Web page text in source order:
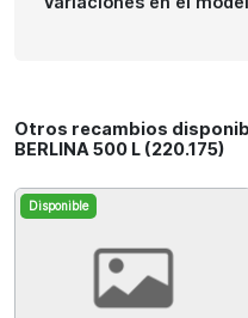
Otros recambios
BERLINA 500 L (220.175)
Disponible